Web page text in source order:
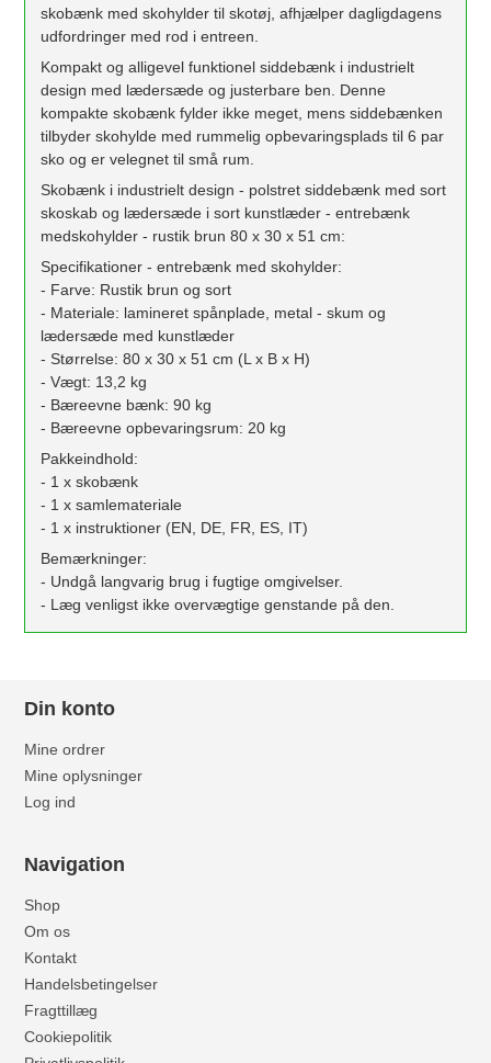
skobænk med skohylder til skotøj, afhjælper dagligdagens
udfordringer med rod i entreen.
Kompakt og alligevel funktionel siddebænk i industrielt
design med lædersæde og justerbare ben. Denne
kompakte skobænk fylder ikke meget, mens siddebænken
tilbyder skohylde med rummelig opbevaringsplads til 6 par
sko og er velegnet til små rum.
Skobænk i industrielt design - polstret siddebænk med sort
skoskab og lædersæde i sort kunstlæder - entrebænk
medskohylder - rustik brun 80 x 30 x 51 cm:
Specifikationer - entrebænk med skohylder:
- Farve: Rustik brun og sort
- Materiale: lamineret spånplade, metal - skum og
lædersæde med kunstlæder
- Størrelse: 80 x 30 x 51 cm (L x B x H)
- Vægt: 13,2 kg
- Bæreevne bænk: 90 kg
- Bæreevne opbevaringsrum: 20 kg
Pakkeindhold:
- 1 x skobænk
- 1 x samlemateriale
- 1 x instruktioner (EN, DE, FR, ES, IT)
Bemærkninger:
- Undgå langvarig brug i fugtige omgivelser.
- Læg venligst ikke overvægtige genstande på den.
Din konto
Mine ordrer
Mine oplysninger
Log ind
Navigation
Shop
Om os
Kontakt
Handelsbetingelser
Fragttillæg
Cookiepolitik